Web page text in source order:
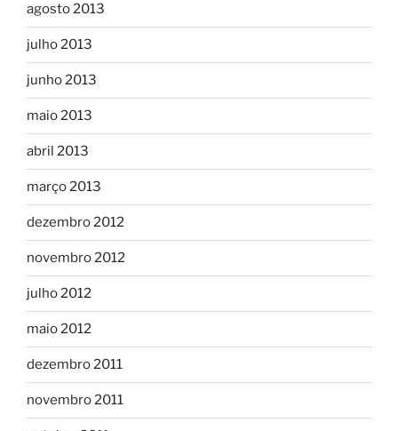
agosto 2013
julho 2013
junho 2013
maio 2013
abril 2013
março 2013
dezembro 2012
novembro 2012
julho 2012
maio 2012
dezembro 2011
novembro 2011